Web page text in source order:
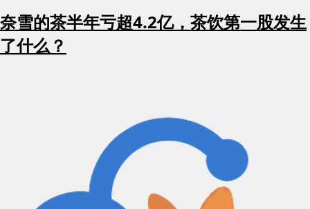
奈雪的茶半年亏超4.2亿，茶饮第一股发生
了什么？